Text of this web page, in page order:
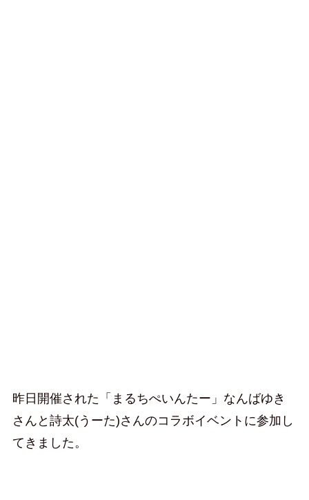
昨日開催された「まるちぺいんたー」なんばゆき
さんと詩太(うーた)さんのコラボイベントに参加し
てきました。